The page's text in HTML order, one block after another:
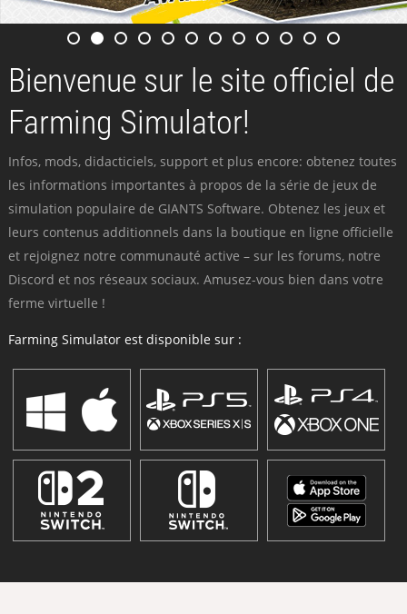
Bienvenue sur le site officiel de
Farming Simulator!
Infos, mods, didacticiels, support et plus encore: obtenez toutes
les informations importantes à propos de la série de jeux de
simulation populaire de GIANTS Software. Obtenez les jeux et
leurs contenus additionnels dans la boutique en ligne officielle
et rejoignez notre communauté active – sur les forums, notre
Discord et nos réseaux sociaux. Amusez-vous bien dans votre
ferme virtuelle !
Farming Simulator est disponible sur :